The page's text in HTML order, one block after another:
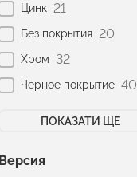
Цинк 21
Без покрытия 20
Хром 32
Черное покрытие 40
ПОКАЗАТИ ЩЕ
Версия